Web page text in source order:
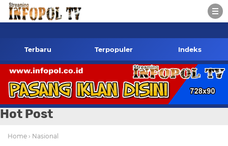
Kontak Redaksi- 085784424805 wa
Terbaru Terpopuler Indeks
Hot Post
Home › Nasional